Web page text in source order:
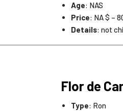
Age: NAS
Price: NA $ –
Details: not
Flor de
Type: Ron